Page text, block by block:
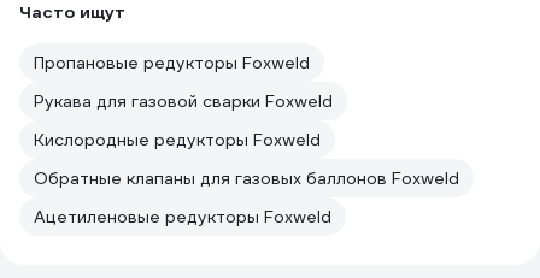
Часто ищут
Пропановые редукторы Foxweld
Рукава для газовой сварки Foxweld
Кислородные редукторы Foxweld
Обратные клапаны для газовых баллонов Foxweld
Ацетиленовые редукторы Foxweld